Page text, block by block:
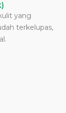
yang
terkelupas,